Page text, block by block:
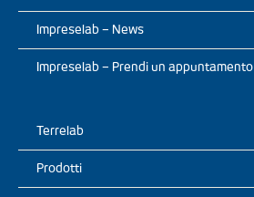
Impreselab – News
Impreselab – Prendi un appuntamento
Terrelab
Prodotti